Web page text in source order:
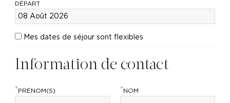
DÉPART
Mes dates de séjour sont flexibles
Information de contact
*PRÉNOM(S) *NOM